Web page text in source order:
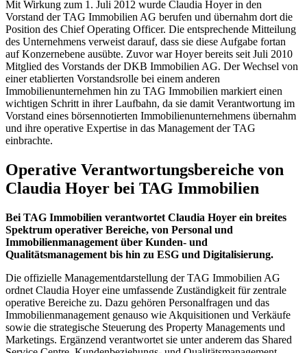
Mit Wirkung zum 1. Juli 2012 wurde Claudia Hoyer in den
Vorstand der TAG Immobilien AG berufen und übernahm dort die
Position des Chief Operating Officer. Die entsprechende Mitteilung
des Unternehmens verweist darauf, dass sie diese Aufgabe fortan
auf Konzernebene ausübte. Zuvor war Hoyer bereits seit Juli 2010
Mitglied des Vorstands der DKB Immobilien AG. Der Wechsel von
einer etablierten Vorstandsrolle bei einem anderen
Immobilienunternehmen hin zu TAG Immobilien markiert einen
wichtigen Schritt in ihrer Laufbahn, da sie damit Verantwortung im
Vorstand eines börsennotierten Immobilienunternehmens übernahm
und ihre operative Expertise in das Management der TAG
einbrachte.
Operative Verantwortungsbereiche von
Claudia Hoyer bei TAG Immobilien
Bei TAG Immobilien verantwortet Claudia Hoyer ein breites
Spektrum operativer Bereiche, von Personal und
Immobilienmanagement über Kunden- und
Qualitätsmanagement bis hin zu ESG und Digitalisierung.
Die offizielle Managementdarstellung der TAG Immobilien AG
ordnet Claudia Hoyer eine umfassende Zuständigkeit für zentrale
operative Bereiche zu. Dazu gehören Personalfragen und das
Immobilienmanagement genauso wie Akquisitionen und Verkäufe
sowie die strategische Steuerung des Property Managements und
Marketings. Ergänzend verantwortet sie unter anderem das Shared